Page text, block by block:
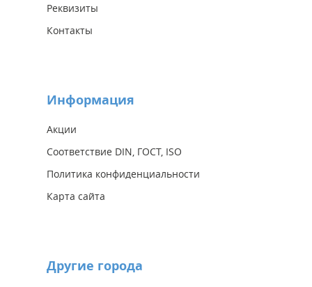
Реквизиты
Контакты
Информация
Акции
Соответствие DIN, ГОСТ, ISO
Политика конфиденциальности
Карта сайта
Другие города